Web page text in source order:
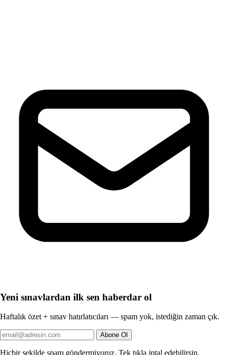
Yeni sınavlardan ilk sen haberdar ol
Haftalık özet + sınav hatırlatıcıları — spam yok, istediğin zaman çık.
Abone Ol
Hiçbir şekilde spam göndermiyoruz. Tek tıkla iptal edebilirsin.